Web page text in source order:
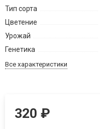
Тип сорта
Цветение
Урожай
Генетика
Все характеристики
320₽